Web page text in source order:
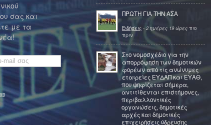
σας και
με τα
ΠΡΩΤΗ ΓΙΑ ΤΗΝ ΑΣΑ
Ειδήσεις - 2 ημέρες 19 ώρες πιο
πριν
Στο νομοσχέδιο για την
απορρόφηση των δημοτικών
φορέων από τις ανώνυμες
εταιρείες ΕΥΔΑΠ και ΕΥΑΘ,
που ψηφίζεται σήμερα,
αντιτίθενται επιστήμονες,
περιβαλλοντικές
οργανώσεις, δημοτικές
αρχές και δημοτικές
επιχειρήσεις ύδρευσης